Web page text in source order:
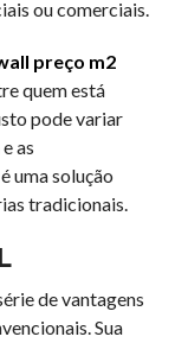
ou comerciais.
preço m2
quem está
pode variar
as
uma solução
tradicionais.
de vantagens
Sua